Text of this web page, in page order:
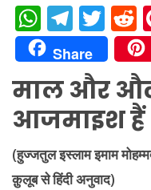
W
h
at
s
A
p
p
T
el
e
gr
a
m
T
w
itt
er
e
t
Share
माल और
आजमाइश हैं
(हुज्जतुल इस्लाम इमाम
क़ुलूब से हिंदी अनुवाद)